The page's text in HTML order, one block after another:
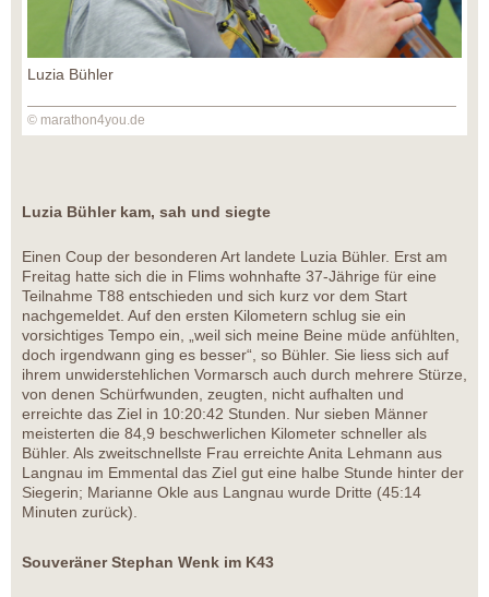
Luzia Bühler
© marathon4you.de
Luzia Bühler kam, sah und siegte
Einen Coup der besonderen Art landete Luzia Bühler. Erst am
Freitag hatte sich die in Flims wohnhafte 37-Jährige für eine
Teilnahme T88 entschieden und sich kurz vor dem Start
nachgemeldet. Auf den ersten Kilometern schlug sie ein
vorsichtiges Tempo ein, „weil sich meine Beine müde anfühlten,
doch irgendwann ging es besser“, so Bühler. Sie liess sich auf
ihrem unwiderstehlichen Vormarsch auch durch mehrere Stürze,
von denen Schürfwunden, zeugten, nicht aufhalten und
erreichte das Ziel in 10:20:42 Stunden. Nur sieben Männer
meisterten die 84,9 beschwerlichen Kilometer schneller als
Bühler. Als zweitschnellste Frau erreichte Anita Lehmann aus
Langnau im Emmental das Ziel gut eine halbe Stunde hinter der
Siegerin; Marianne Okle aus Langnau wurde Dritte (45:14
Minuten zurück).
Souveräner Stephan Wenk im K43